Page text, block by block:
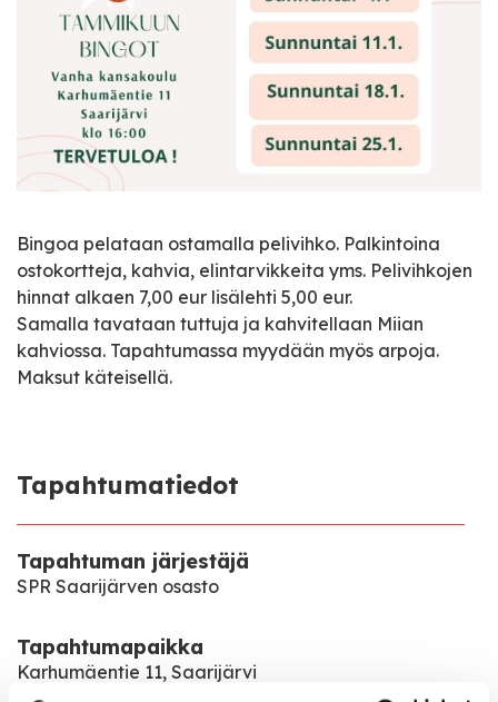
Bingoa pelataan ostamalla pelivihko. Palkintoina
ostokortteja, kahvia, elintarvikkeita yms. Pelivihkojen
hinnat alkaen 7,00 eur lisälehti 5,00 eur.
Samalla tavataan tuttuja ja kahvitellaan Miian
kahviossa. Tapahtumassa myydään myös arpoja.
Maksut käteisellä.
Tapahtumatiedot
Tapahtuman järjestäjä
SPR Saarijärven osasto
Tapahtumapaikka
Karhumäentie 11, Saarijärvi